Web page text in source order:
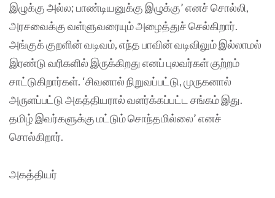
இழுக்கு அல்ல; பாண்டியனுக்கு இழுக்கு’ எனச் சொல்லி,
அரசவைக்கு வள்ளுவரையும் அழைத்துச் செல்கிறார்.
அங்குக் குறளின் வடிவம், எந்த பாவின் வடிவிலும் இல்லாமல்
இரண்டு வரிகளில் இருக்கிறது எனப் புலவர்கள் குற்றம்
சாட்டுகிறார்கள். ‘சிவனால் நிறுவப்பட்டு, முருகனால்
அருளப்பட்டு அகத்தியரால் வளர்க்கப்பட்ட சங்கம் இது.
தமிழ் இவர்களுக்கு மட்டும் சொந்தமில்லை’ எனச்
சொல்கிறார்.
அகத்தியர்